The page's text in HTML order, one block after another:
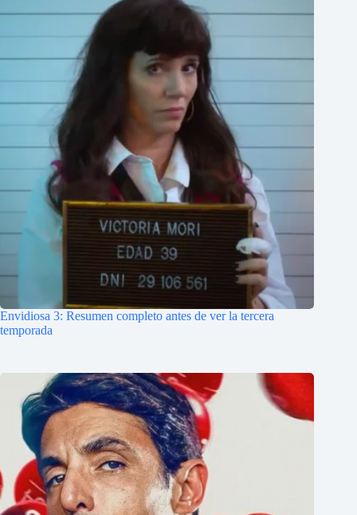
Envidiosa 3: Resumen completo antes de ver la tercera
temporada